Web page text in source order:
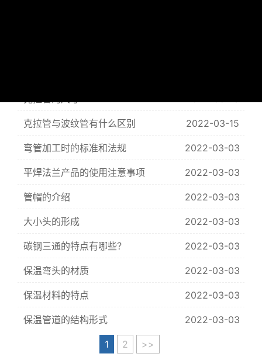
克拉管与波纹管有什么区别 2022-03-15
弯管加工时的标准和法规 2022-03-03
平焊法兰产品的使用注意事项 2022-03-03
管帽的介绍 2022-03-03
大小头的形成 2022-03-03
碳钢三通的特点有哪些？ 2022-03-03
保温弯头的材质 2022-03-03
保温材料的特点 2022-03-03
保温管道的结构形式 2022-03-03
1 2 >>